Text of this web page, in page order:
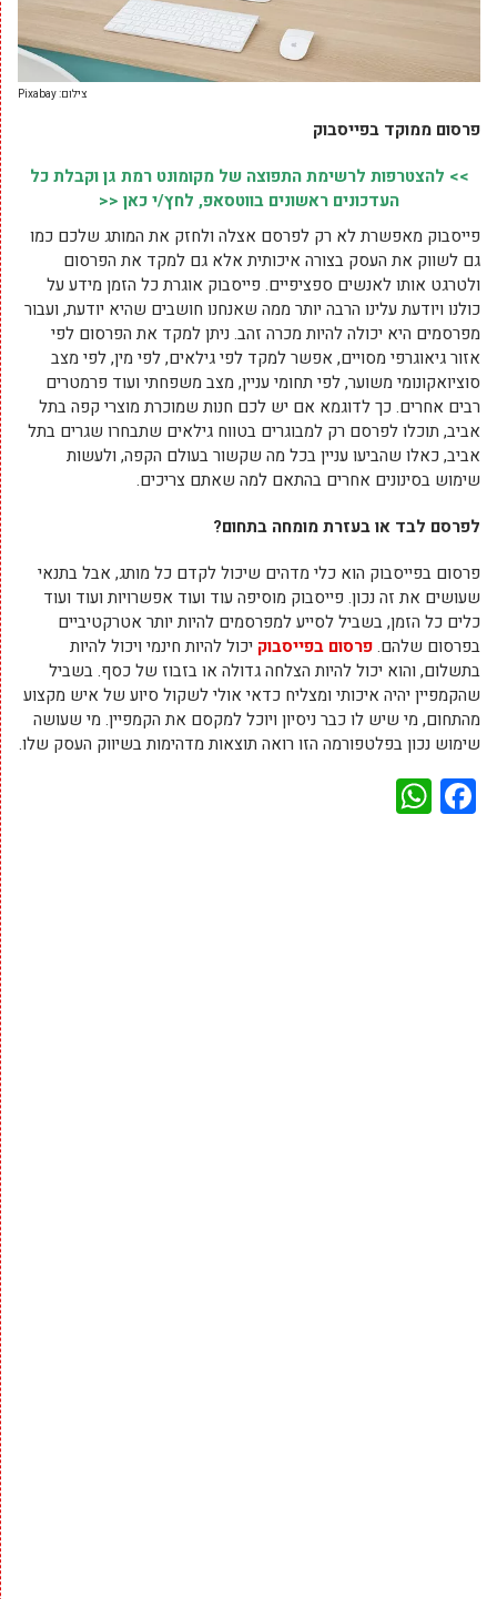
צילום: Pixabay
פרסום ממוקד בפייסבוק
>> להצטרפות לרשימת התפוצה של מקומונט רמת גן וקבלת כל
העדכונים ראשונים בווטסאפ, לחץ/י כאן <<
פייסבוק מאפשרת לא רק לפרסם אצלה ולחזק את המותג שלכם כמו
גם לשווק את העסק בצורה איכותית אלא גם למקד את הפרסום
ולטרגט אותו לאנשים ספציפיים. פייסבוק אוגרת כל הזמן מידע על
כולנו ויודעת עלינו הרבה יותר ממה שאנחנו חושבים שהיא יודעת, ועבור
מפרסמים היא יכולה להיות מכרה זהב. ניתן למקד את הפרסום לפי
אזור גיאוגרפי מסויים, אפשר למקד לפי גילאים, לפי מין, לפי מצב
סוציואקונומי משוער, לפי תחומי עניין, מצב משפחתי ועוד פרמטרים
רבים אחרים. כך לדוגמא אם יש לכם חנות שמוכרת מוצרי קפה בתל
אביב, תוכלו לפרסם רק למבוגרים בטווח גילאים שתבחרו שגרים בתל
אביב, כאלו שהביעו עניין בכל מה שקשור בעולם הקפה, ולעשות
שימוש בסינונים אחרים בהתאם למה שאתם צריכים.
לפרסם לבד או בעזרת מומחה בתחום?
פרסום בפייסבוק הוא כלי מדהים שיכול לקדם כל מותג, אבל בתנאי
שעושים את זה נכון. פייסבוק מוסיפה עוד ועוד אפשרויות ועוד ועוד
כלים כל הזמן, בשביל לסייע למפרסמים להיות יותר אטרקטיביים
בפרסום שלהם.פרסום בפייסבוק יכול להיות חינמי ויכול להיות
בתשלום, והוא יכול להיות הצלחה גדולה או בזבוז של כסף. בשביל
שהקמפיין יהיה איכותי ומצליח כדאי אולי לשקול סיוע של איש מקצוע
מהתחום, מי שיש לו כבר ניסיון ויוכל למקסם את הקמפיין. מי שעושה
שימוש נכון בפלטפורמה הזו רואה תוצאות מדהימות בשיווק העסק שלו.
Facebook